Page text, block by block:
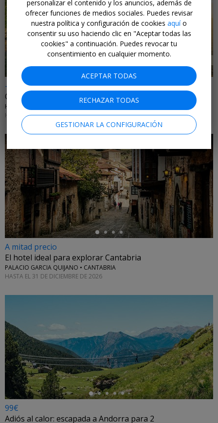
←
-25%
Oasis de relax frente a lago en el Prepirineo catalán
HOTEL TERRADETS • CATALUÑA
HASTA EL 31 DE AGOSTO DE 2026
←
A mitad precio
El hotel ideal para explorar Cantabria
PALACIO GARCIA QUIJANO • CANTABRIA
HASTA EL 31 DE DICIEMBRE DE 2026
←
99€
Adiós al calor: escapada a Andorra para 2
personalizar el contenido y los anuncios, además de
ofrecer funciones de medios sociales. Puedes revisar
nuestra política y configuración de cookies aquío
consentir su uso haciendo clic en "Aceptar todas las
cookies" a continuación. Puedes revocar tu
consentimiento en cualquier momento.
ACEPTAR TODAS
RECHAZAR TODAS
GESTIONAR LA CONFIGURACIÓN